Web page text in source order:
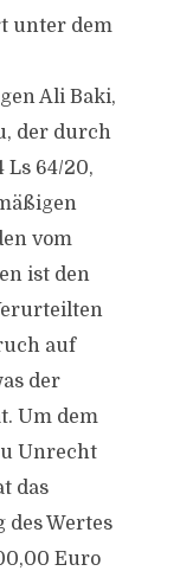
unter dem
Ali Baki,
der durch
Ls 64/​20,
vom
ist den
auf
der
Um dem
Unrecht
das
Wertes
Euro